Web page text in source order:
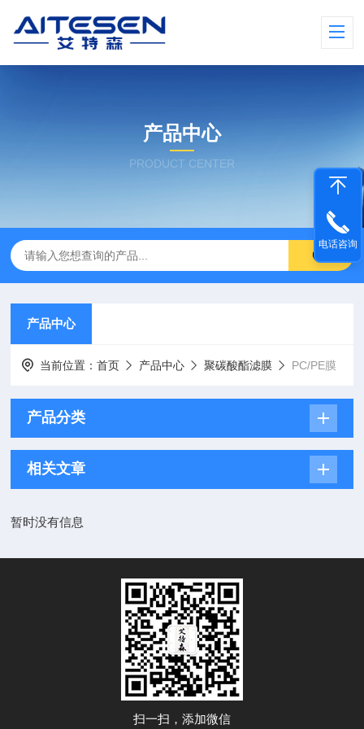
产品中心
PRODUCT CENTER
产品中心
当前位置：首页 产品中心 聚碳酸酯滤膜 PC/PE膜
产品分类
相关文章
暂时没有信息
扫一扫，添加微信
电话咨询